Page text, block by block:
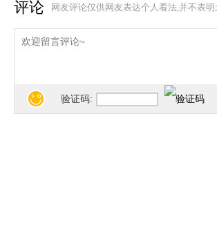
评论 网友评论仅供网友表达个人看法,并不表
验证码: